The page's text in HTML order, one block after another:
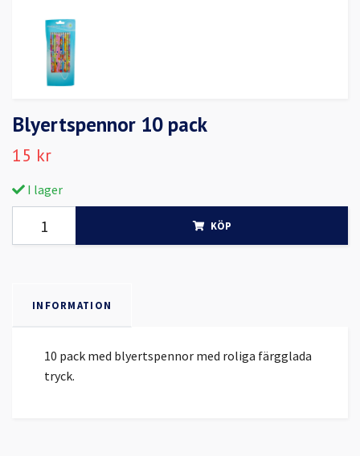
Blyertspennor 10 pack
15 kr
I lager
KÖP
INFORMATION
10 pack med blyertspennor med roliga färgglada
tryck.